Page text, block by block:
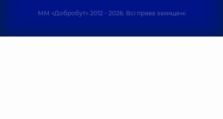
ММ «Добробут» 2012 - 2026. Всі права захищені